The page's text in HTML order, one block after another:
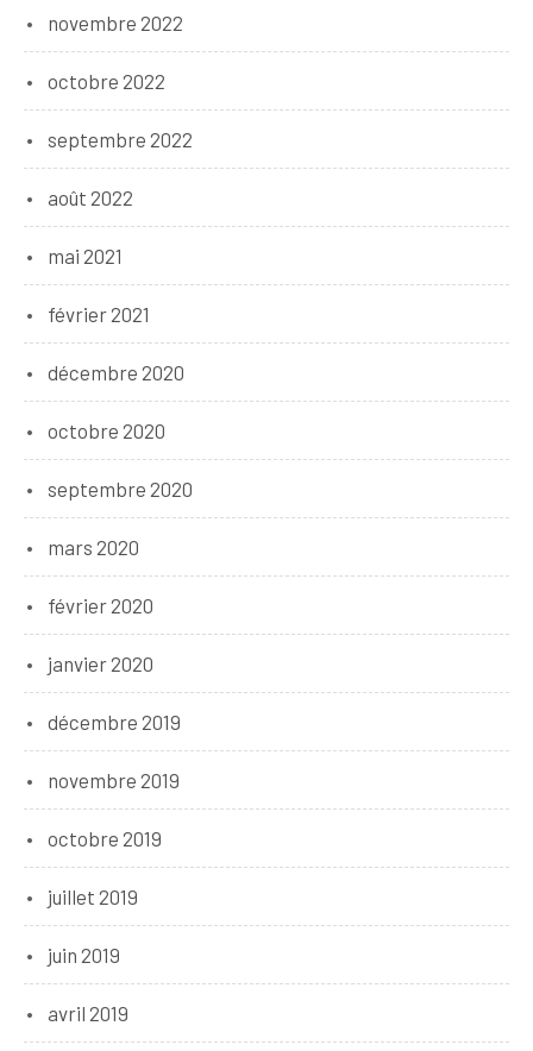
novembre 2022
octobre 2022
septembre 2022
août 2022
mai 2021
février 2021
décembre 2020
octobre 2020
septembre 2020
mars 2020
février 2020
janvier 2020
décembre 2019
novembre 2019
octobre 2019
juillet 2019
juin 2019
avril 2019